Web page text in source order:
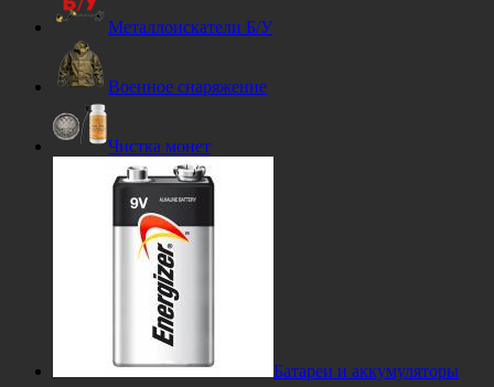
Металлоискатели Б/У
Военное снаряжение
Чистка монет
Батареи и аккумуляторы